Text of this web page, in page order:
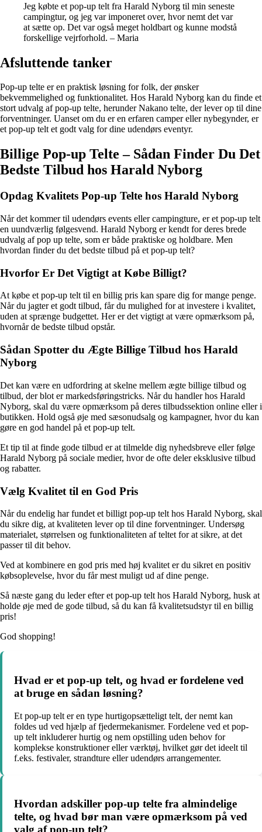
Jeg købte et pop-up telt fra Harald Nyborg til min seneste
campingtur, og jeg var imponeret over, hvor nemt det var
at sætte op. Det var også meget holdbart og kunne modstå
forskellige vejrforhold. – Maria
Afsluttende tanker
Pop-up telte er en praktisk løsning for folk, der ønsker
bekvemmelighed og funktionalitet. Hos Harald Nyborg kan du finde et
stort udvalg af pop-up telte, herunder Nakano telte, der lever op til dine
forventninger. Uanset om du er en erfaren camper eller nybegynder, er
et pop-up telt et godt valg for dine udendørs eventyr.
Billige Pop-up Telte – Sådan Finder Du Det
Bedste Tilbud hos Harald Nyborg
Opdag Kvalitets Pop-up Telte hos Harald Nyborg
Når det kommer til udendørs events eller campingture, er et pop-up telt
en uundværlig følgesvend. Harald Nyborg er kendt for deres brede
udvalg af pop up telte, som er både praktiske og holdbare. Men
hvordan finder du det bedste tilbud på et pop-up telt?
Hvorfor Er Det Vigtigt at Købe Billigt?
At købe et pop-up telt til en billig pris kan spare dig for mange penge.
Når du jagter et godt tilbud, får du mulighed for at investere i kvalitet,
uden at sprænge budgettet. Her er det vigtigt at være opmærksom på,
hvornår de bedste tilbud opstår.
Sådan Spotter du Ægte Billige Tilbud hos Harald
Nyborg
Det kan være en udfordring at skelne mellem ægte billige tilbud og
tilbud, der blot er markedsføringstricks. Når du handler hos Harald
Nyborg, skal du være opmærksom på deres tilbudssektion online eller i
butikken. Hold også øje med sæsonudsalg og kampagner, hvor du kan
gøre en god handel på et pop-up telt.
Et tip til at finde gode tilbud er at tilmelde dig nyhedsbreve eller følge
Harald Nyborg på sociale medier, hvor de ofte deler eksklusive tilbud
og rabatter.
Vælg Kvalitet til en God Pris
Når du endelig har fundet et billigt pop-up telt hos Harald Nyborg, skal
du sikre dig, at kvaliteten lever op til dine forventninger. Undersøg
materialet, størrelsen og funktionaliteten af teltet for at sikre, at det
passer til dit behov.
Ved at kombinere en god pris med høj kvalitet er du sikret en positiv
købsoplevelse, hvor du får mest muligt ud af dine penge.
Så næste gang du leder efter et pop-up telt hos Harald Nyborg, husk at
holde øje med de gode tilbud, så du kan få kvalitetsudstyr til en billig
pris!
God shopping!
Hvad er et pop-up telt, og hvad er fordelene ved
at bruge en sådan løsning?
Et pop-up telt er en type hurtigopsætteligt telt, der nemt kan
foldes ud ved hjælp af fjedermekanismer. Fordelene ved et pop-
up telt inkluderer hurtig og nem opstilling uden behov for
komplekse konstruktioner eller værktøj, hvilket gør det ideelt til
f.eks. festivaler, strandture eller udendørs arrangementer.
Hvordan adskiller pop-up telte fra almindelige
telte, og hvad bør man være opmærksom på ved